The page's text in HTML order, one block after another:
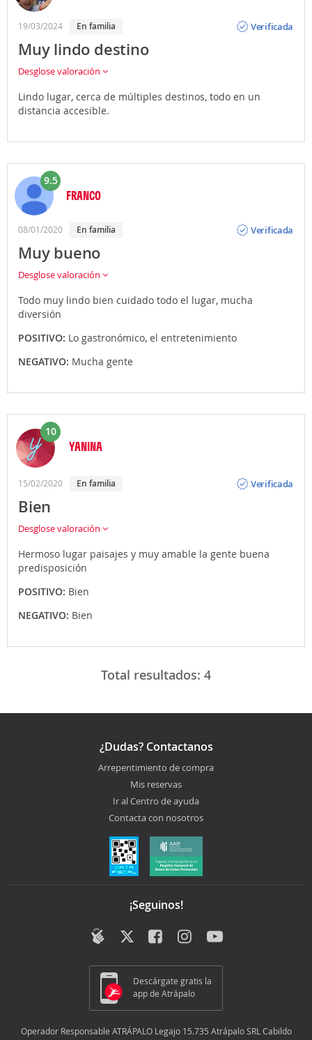
19/03/2024 En familia
Verificada
Muy lindo destino
Desglose valoración
Lindo lugar, cerca de múltiples destinos, todo en un
distancia accesible.
9.5
FRANCO
08/01/2020 En familia
Verificada
Muy bueno
Desglose valoración
Todo muy lindo bien cuidado todo el lugar, mucha
diversión
POSITIVO: Lo gastronómico, el entretenimiento
NEGATIVO: Mucha gente
10
YANINA
15/02/2020 En familia
Verificada
Bien
Desglose valoración
Hermoso lugar paisajes y muy amable la gente buena
predisposición
POSITIVO: Bien
NEGATIVO: Bien
Total resultados: 4
¿Dudas? Contactanos
Arrepentimiento de compra
Mis reservas
Ir al Centro de ayuda
Contacta con nosotros
¡Seguinos!
Descárgate gratis la
app de Atrápalo
Operador Responsable ATRÁPALO Legajo 15.735 Atrápalo SRL Cabildo